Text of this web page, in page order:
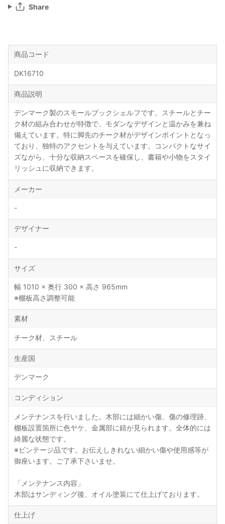
Share
商品コード
DK16710
商品説明
デンマーク製のスモールブックシェルフです。スチールとチー
ク材の組み合わせが特徴で、モダンなデザインと温かみを兼ね
備えています。特に脚先のチーク材がデザインポイントとなっ
ており、独特のアクセントを与えています。コンパクトなサイ
ズながら、十分な収納スペースを確保し、書籍や小物をスタイ
リッシュに収納できます。
メーカー
-
デザイナー
-
サイズ
幅 1010 × 奥行 300 × 高さ 965mm
※棚板高さ調整可能
素材
チーク材、スチール
生産国
デンマーク
コンディション
メンテナンスを行いました。木部には細かい傷、傷の修理跡、
棚板設置箇所に色ヤケ、金属部に錆が見られます。全体的には
綺麗な状態です。
※ビンテージ品です。お伝えしきれない細かい傷や使用感等が
御座います。ご了承下さいませ。
「メンテナンス内容」
木部はサンディング後、オイル塗装にて仕上げております。
仕上げ